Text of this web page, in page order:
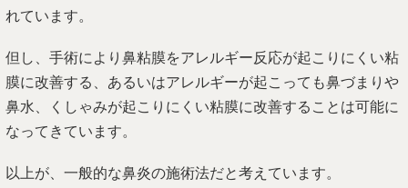
れています。
但し、手術により鼻粘膜をアレルギー反応が起こりにくい粘
膜に改善する、あるいはアレルギーが起こっても鼻づまりや
鼻水、くしゃみが起こりにくい粘膜に改善することは可能に
なってきています。
以上が、一般的な鼻炎の施術法だと考えています。